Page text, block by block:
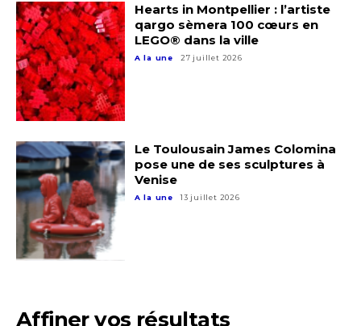
Nom
Prénom
Statut / Organisation
J'accepte lestermes et conditions
* Champ obligatoire
Adresse email*
Prénom
Statut / Organisation
Hearts in Montpellier : l’artiste
qargo sèmera 100 cœurs en
LEGO® dans la ville
A la une 27 juillet 2026
Le Toulousain James Colomina
pose une de ses sculptures à
Venise
A la une 13 juillet 2026
Affiner vos résultats